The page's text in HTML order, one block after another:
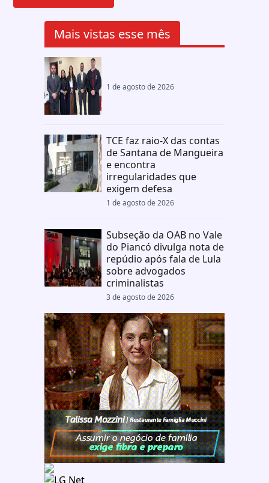
Mais vistas esse mês
1 de agosto de 2026
TCE faz raio-X das contas
de Santana de Mangueira
e encontra
irregularidades que
exigem defesa
1 de agosto de 2026
Subseção da OAB no Vale
do Piancó divulga nota de
repúdio após fala de Lula
sobre advogados
criminalistas
3 de agosto de 2026